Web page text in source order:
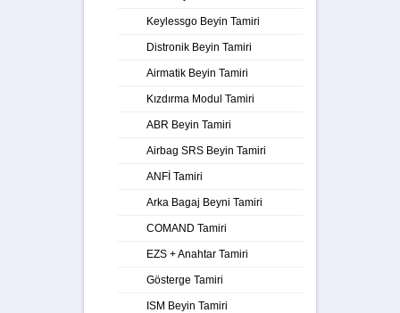
Keylessgo Beyin Tamiri
Distronik Beyin Tamiri
Airmatik Beyin Tamiri
Kızdırma Modul Tamiri
ABR Beyin Tamiri
Airbag SRS Beyin Tamiri
ANFİ Tamiri
Arka Bagaj Beyni Tamiri
COMAND Tamiri
EZS + Anahtar Tamiri
Gösterge Tamiri
ISM Beyin Tamiri